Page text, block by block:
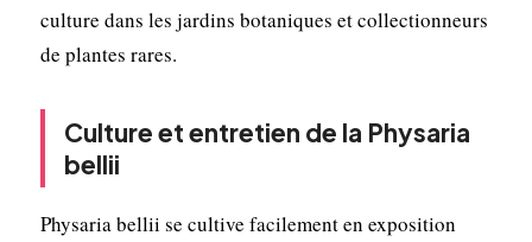
culture dans les jardins botaniques et collectionneurs
de plantes rares.
Culture et entretien de la Physaria
bellii
Physaria bellii se cultive facilement en exposition